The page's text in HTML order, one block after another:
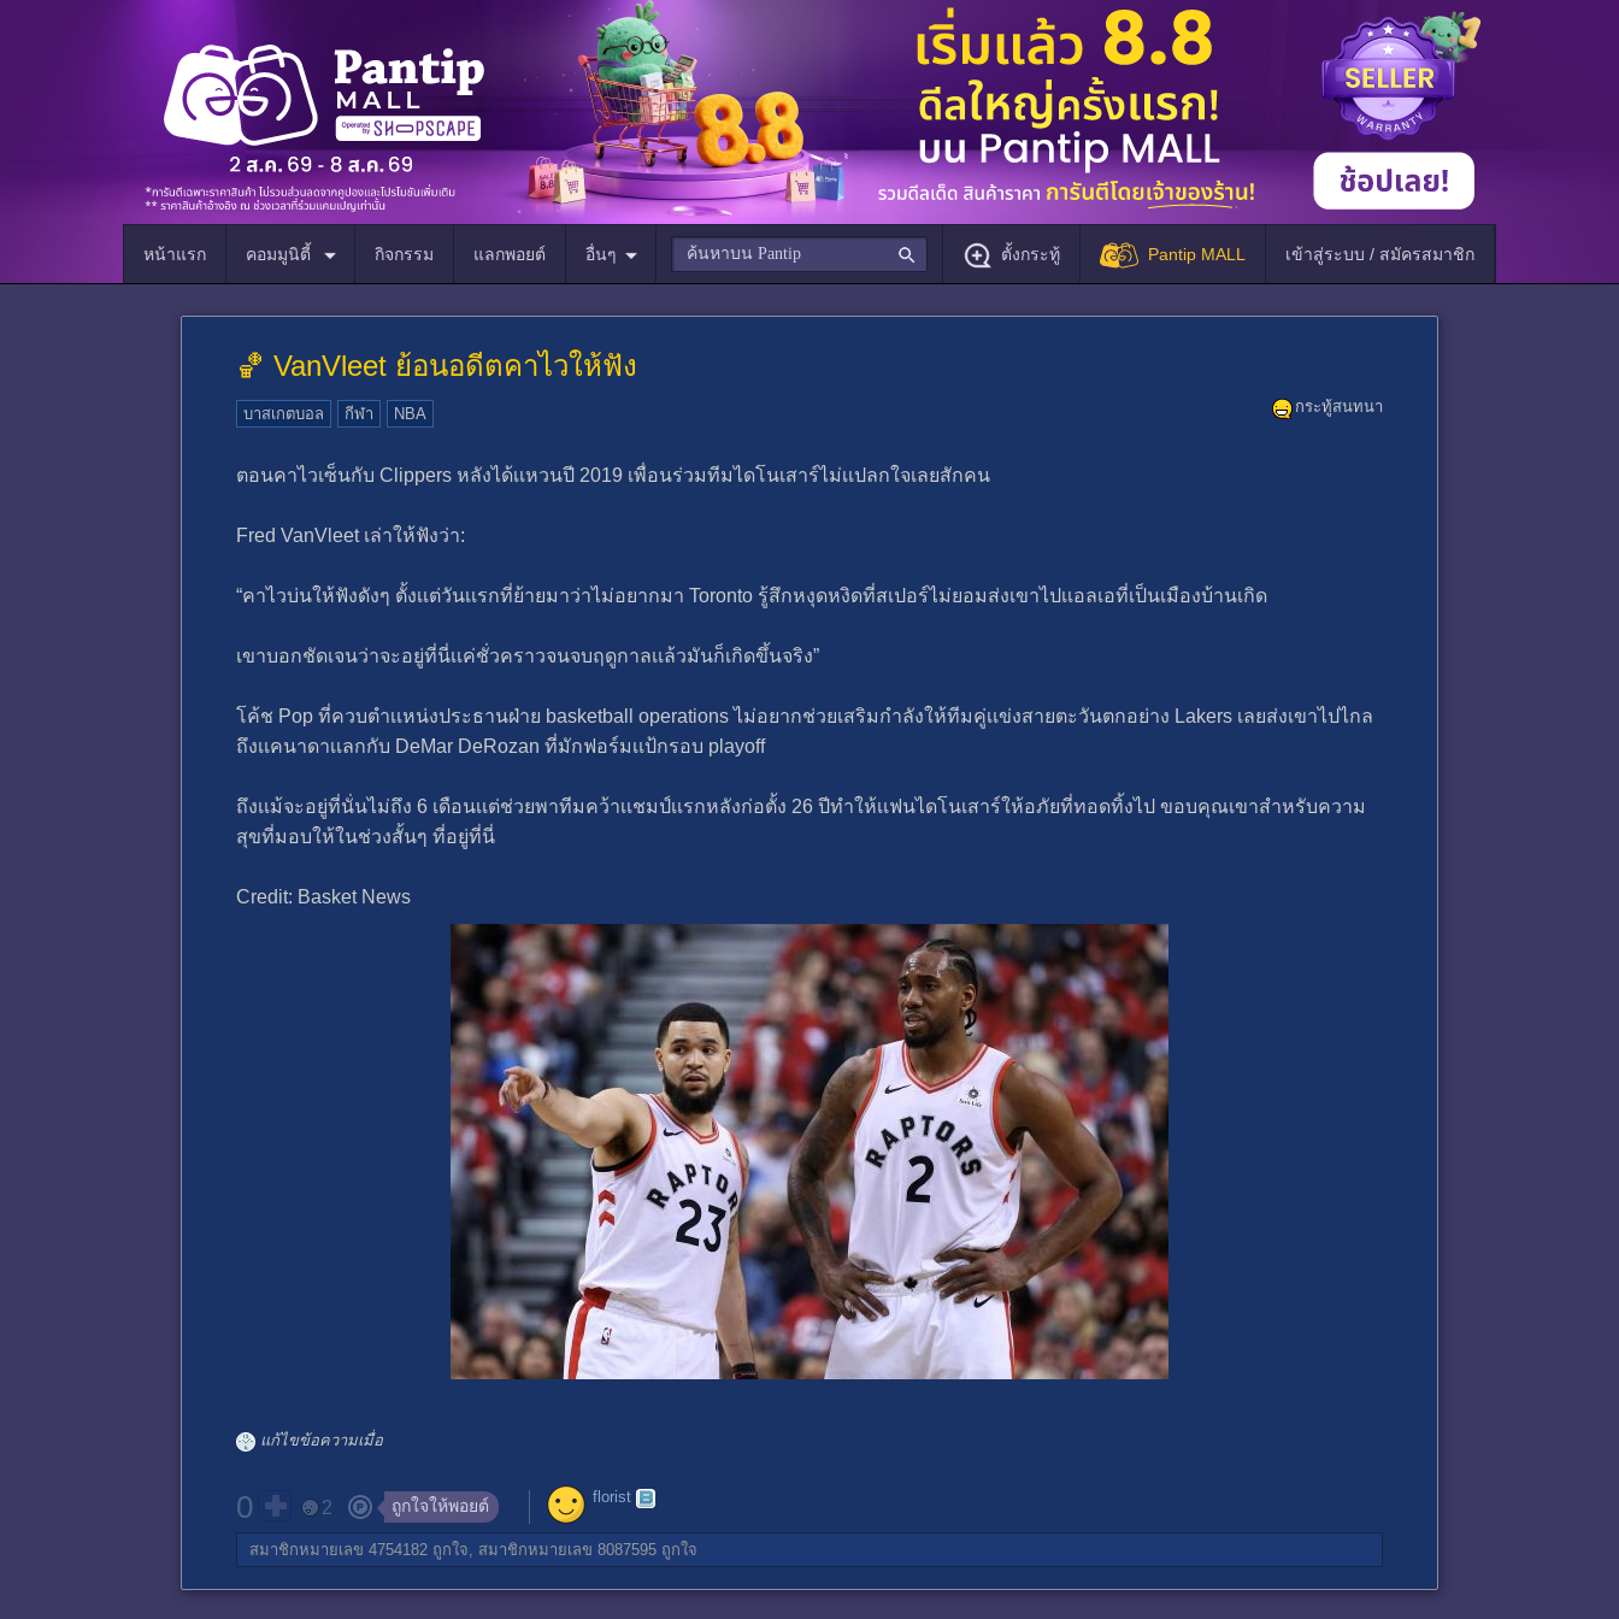
หน้าแรก คอมมูนิตี้ กิจกรรม แลกพอยต์ อื่นๆ ตั้งกระทู้ Pantip MALL เข้าสู่ระบบ / สมัครสมาชิก
🏀 VanVleet ย้อนอดีตคาไวให้ฟัง
กระทู้สนทนา
บาสเกตบอล กีฬา NBA
ตอนคาไวเซ็นกับ Clippers หลังได้เเหวนปี 2019 เพื่อนร่วมทีมไดโนเสาร์ไม่เเปลกใจเลยสักคน
Fred VanVleet เล่าให้ฟังว่า:
“คาไวบ่นให้ฟังดังๆ ตั้งเเต่วันเเรกที่ย้ายมาว่าไม่อยากมา Toronto รู้สึกหงุดหงิดที่สเปอร์ไม่ยอมส่งเขาไปเเอลเอที่เป็นเมืองบ้านเกิด
เขาบอกชัดเจนว่าจะอยู่ที่นี่เเค่ชั่วคราวจนจบฤดูกาลเเล้วมันก็เกิดขึ้นจริง”
โค้ช Pop ที่ควบตําเเหน่งประธานฝ่าย basketball operations ไม่อยากช่วยเสริมกําลังให้ทีมคู่เเข่งสายตะวันตกอย่าง Lakers เลยส่งเขาไปไกล
ถึงเเคนาดาเเลกกับ DeMar DeRozan ที่มักฟอร์มเเป้กรอบ playoff
ถึงเเม้จะอยู่ที่นั่นไม่ถึง 6 เดือนเเต่ช่วยพาทีมคว้าเเชมป์เเรกหลังก่อตั้ง 26 ปีทําให้เเฟนไดโนเสาร์ให้อภัยที่ทอดทิ้งไป ขอบคุณเขาสําหรับความ
สุขที่มอบให้ในช่วงสั้นๆ ที่อยู่ที่นี่
Credit: Basket News
แก้ไขข้อความเมื่อ
0 2 ถูกใจให้พอยต์ florist
สมาชิกหมายเลข 4754182 ถูกใจ, สมาชิกหมายเลข 8087595 ถูกใจ